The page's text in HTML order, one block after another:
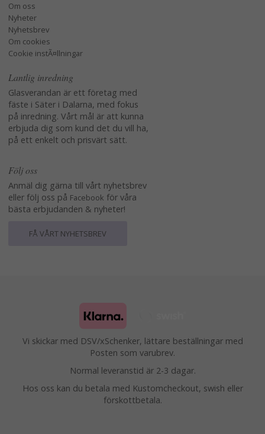
Om oss
Nyheter
Nyhetsbrev
Om cookies
Cookie instÃ¤llningar
Lantlig inredning
Glasverandan är ett företag med
fäste i Säter i Dalarna, med fokus
på inredning. Vårt mål är att kunna
erbjuda dig som kund det du vill ha,
på ett enkelt och prisvärt sätt.
Följ oss
Anmäl dig gärna till vårt nyhetsbrev
eller följ oss på Facebook för våra
bästa erbjudanden & nyheter!
FÅ VÅRT NYHETSBREV
Vi skickar med DSV/xSchenker, lättare beställningar med
Posten som varubrev.
Normal leveranstid är 2-3 dagar.
Hos oss kan du betala med Kustomcheckout, swish eller
förskottbetala.